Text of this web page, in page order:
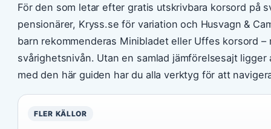
För den som letar efter gratis utskrivbara korsord på
pensionärer, Kryss.se för variation och Husvagn &
barn rekommenderas Minibladet eller Uffes korsord –
svårighetsnivån. Utan en samlad jämförelsesajt
med den här guiden har du alla verktyg för att
FLER KÄLLOR